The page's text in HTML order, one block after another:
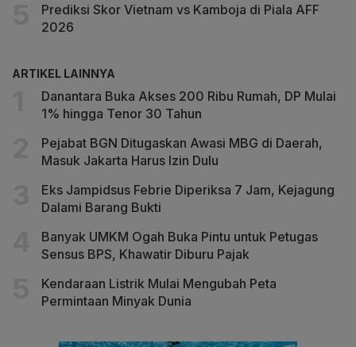
Prediksi Skor Vietnam vs Kamboja di Piala AFF
2026
ARTIKEL LAINNYA
Danantara Buka Akses 200 Ribu Rumah, DP Mulai
1% hingga Tenor 30 Tahun
Pejabat BGN Ditugaskan Awasi MBG di Daerah,
Masuk Jakarta Harus Izin Dulu
Eks Jampidsus Febrie Diperiksa 7 Jam, Kejagung
Dalami Barang Bukti
Banyak UMKM Ogah Buka Pintu untuk Petugas
Sensus BPS, Khawatir Diburu Pajak
Kendaraan Listrik Mulai Mengubah Peta
Permintaan Minyak Dunia